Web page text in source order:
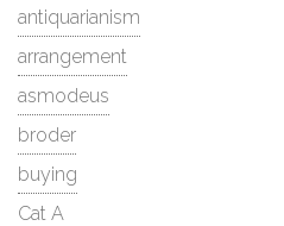
antiquarianism
arrangement
asmodeus
broder
buying
Cat A